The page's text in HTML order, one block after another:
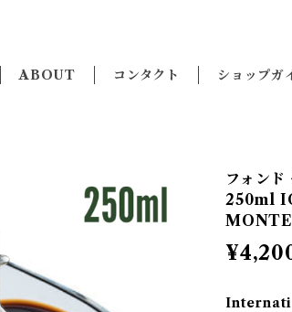
ABOUT コンタクト ショップガ
フォン
250ml